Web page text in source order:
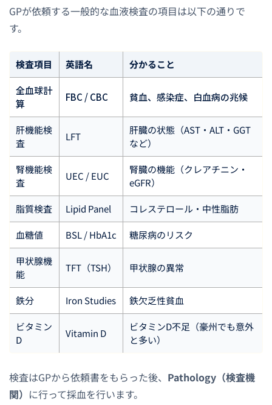
GPが依頼する一般的な血液検査の項目は以下の通りで
す。
検査項目 英語名 分かること
全血球計
算
FBC / CBC 貧血、感染症、白血病の兆候
肝機能検
査
LFT
肝臓の状態（AST・ALT・GGT
など）
腎機能検
査
UEC / EUC
腎臓の機能（クレアチニン・
eGFR）
脂質検査 Lipid Panel コレステロール・中性脂肪
血糖値 BSL / HbA1c 糖尿病のリスク
甲状腺機
能
TFT（TSH） 甲状腺の異常
鉄分 Iron Studies 鉄欠乏性貧血
ビタミン
D
Vitamin D
ビタミンD不足（豪州でも意外
と多い）
検査はGPから依頼書をもらった後、 Pathology（検査機
関） に行って採血を行います。